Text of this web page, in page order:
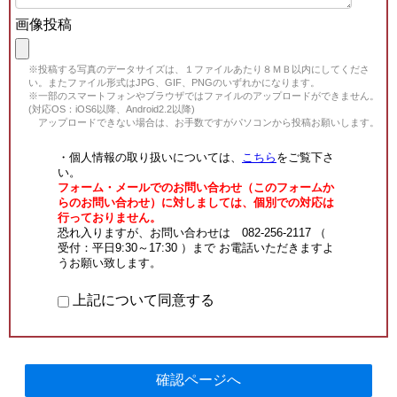
画像投稿
※投稿する写真のデータサイズは、１ファイルあたり８ＭＢ以内にしてくださ
い。またファイル形式はJPG、GIF、PNGのいずれかになります。
※一部のスマートフォンやブラウザではファイルのアップロードができません。
(対応OS：iOS6以降、Android2.2以降)
アップロードできない場合は、お手数ですがパソコンから投稿お願いします。
・個人情報の取り扱いについては、 こちら をご覧下さ
い。
フォーム・メールでのお問い合わせ（このフォームか
らのお問い合わせ）に対しましては、個別での対応は
行っておりません。
恐れ入りますが、お問い合わせは 082-256-2117 （
受付：平日9:30～17:30 ）まで お電話いただきますよ
うお願い致します。
上記について同意する
確認ページへ